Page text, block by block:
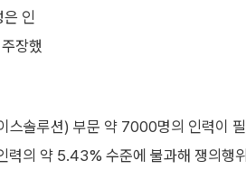
인
장했
스솔루션) 부문 약 7000명의 인력이 필
력의 약 5.43% 수준에 불과해 쟁의행위